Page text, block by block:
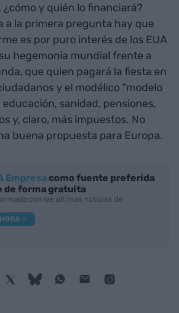
¿cómo y quién lo financiará?
a la primera pregunta hay que
es por puro interés de los EUA
hegemonía mundial frente a
que quien pagará la fiesta en
y el modélico “modelo
educación, sanidad, pensiones,
y, claro, más impuestos. No
buena propuesta para Europa.
Empresa como fuente preferida
de forma gratuita
con las últimas noticias de